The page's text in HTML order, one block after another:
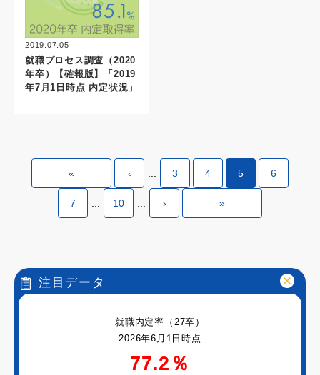
2019.07.05
就職プロセス調査（2020
年卒）【確報版】「2019
年7月1日時点 内定状況」
« ‹ 3 4 5 6
7 10 › »
注目データ
就職内定率（27卒）
2026年6月1日時点
77.2％